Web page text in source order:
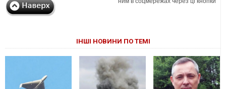
ІНШІ НОВИНИ ПО ТЕМІ